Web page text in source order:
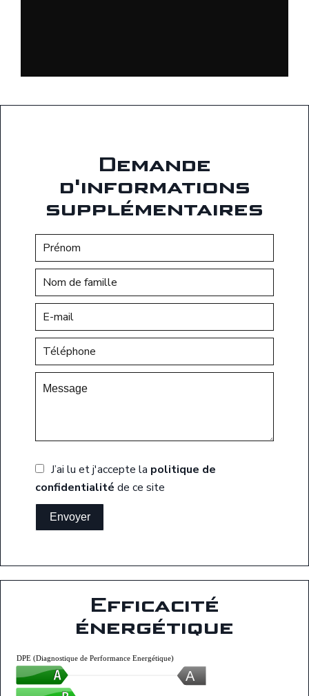
Demande
d'informations
supplémentaires
J’ai lu et j'accepte la politique de
confidentialité de ce site
Envoyer
Efficacité
énergétique
A
DPE (Diagnostique de Performance Energétique)